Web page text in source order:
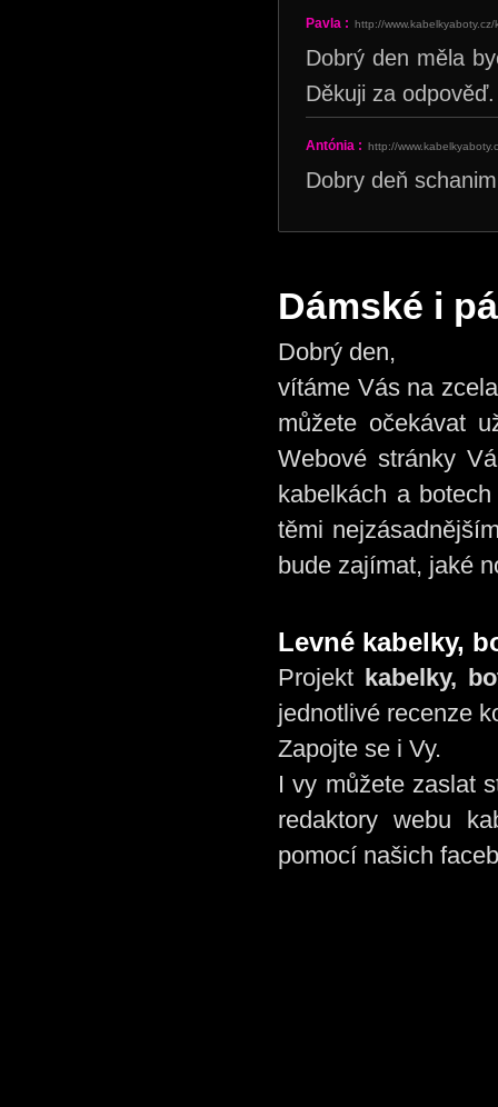
Pavla : http://
Dobrý den měla
Děkuji za
Antónia : http://
Dobry deň
Dámské i
Dobrý den,
vítáme Vás na
můžete očekávat
Webové stránky
kabelkách a
těmi
bude zajímat, jaké
Levné kabelky,
Projekt kabelky,
jednotlivé recenze
Zapojte se i Vy.
I vy můžete zaslat
redaktory webu
pomocí našich